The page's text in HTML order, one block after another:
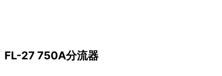
FL-27 750A分流器